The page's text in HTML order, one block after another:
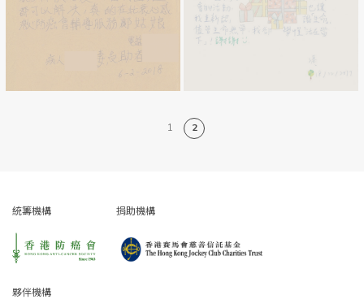
1 2
統籌機構 捐助機構
夥伴機構